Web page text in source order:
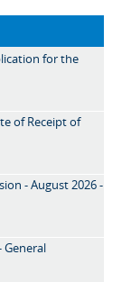
for the
of Receipt of
- August 2026 -
General